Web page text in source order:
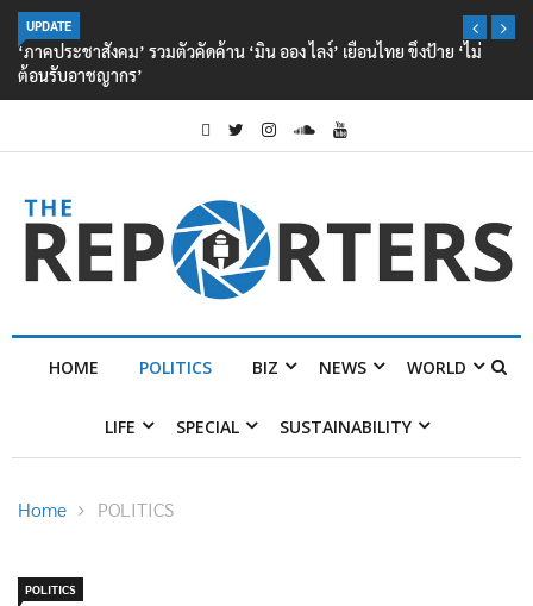
UPDATE
‘ภาคประชาสังคม’ รวมตัวคัดค้าน ‘มิน ออง ไลง์’ เยือนไทย ขึงป้าย ‘ไม่
ต้อนรับอาชญากร’
HOME POLITICS BIZ NEWS WORLD
LIFE SPECIAL SUSTAINABILITY
Home POLITICS
POLITICS